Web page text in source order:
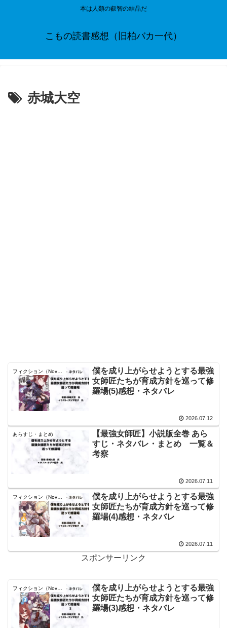
本は人類の叡智の結晶だ
こもの読書感想（旧柏バカ一代）
赤城大空
フィクション（Novel）
僕を成り上がらせようとする最強
女師匠たちが育成方針を巡って修
羅場(5)感想・ネタバレ
2026.07.12
あらすじ・まとめ
【最強女師匠】小説版全巻 あら
すじ・ネタバレ・まとめ 一覧＆
考察
2026.07.11
僕を成り上がらせようとする最強
女師匠たちが育成方針を巡って修
羅場(4)感想・ネタバレ
2026.07.11
スポンサーリンク
僕を成り上がらせようとする最強
女師匠たちが育成方針を巡って修
羅場(3)感想・ネタバレ